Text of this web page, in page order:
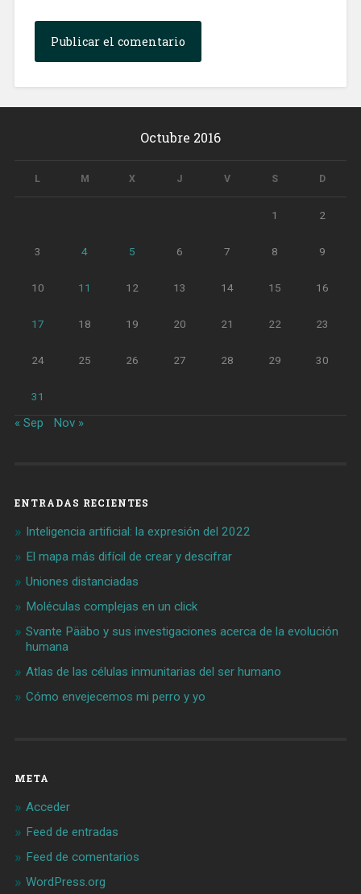
Octubre 2016
L M X J V S D
1 2
3 4 5 6 7 8 9
10 11 12 13 14 15 16
17 18 19 20 21 22 23
24 25 26 27 28 29 30
31
« Sep Nov »
ENTRADAS RECIENTES
Inteligencia artificial: la expresión del 2022
El mapa más difícil de crear y descifrar
Uniones distanciadas
Moléculas complejas en un click
Svante Pääbo y sus investigaciones acerca de la evolución
humana
Atlas de las células inmunitarias del ser humano
Cómo envejecemos mi perro y yo
META
Acceder
Feed de entradas
Feed de comentarios
WordPress.org